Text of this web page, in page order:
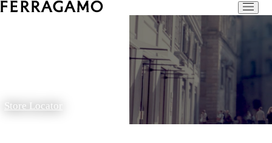
Store Locator